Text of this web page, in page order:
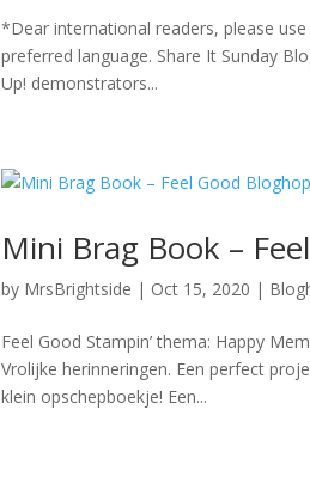
*Dear international readers, please
preferred language. Share It Sunday
Up! demonstrators...
Mini Brag Book –
by MrsBrightside | Oct 15, 2020 |
Feel Good Stampin’ thema: Happy
Vrolijke herinneringen. Een perfect
klein opschepboekje! Een...